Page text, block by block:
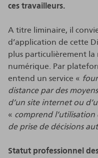
ces travailleurs.
A titre liminaire, il
d’application de cette
plus particulièrement
numérique. Par
entend un service «
distance par des
d’un site internet ou
« comprend l’utilisation
de prise de décisions
Statut professionnel